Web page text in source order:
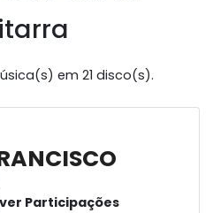
em 21 disco(s).
Participações